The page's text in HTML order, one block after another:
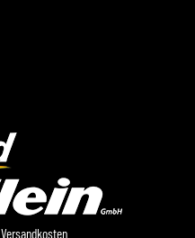
Versandkosten